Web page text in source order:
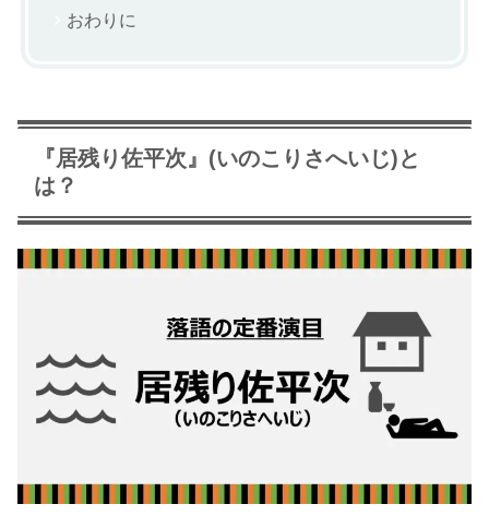
おわりに
『居残り佐平次』(いのこりさへいじ)と
は？